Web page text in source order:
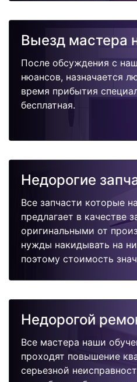
поломок.
Выезд мастера
После обсуждения с
нюансов, назначается
время прибытия
бесплатная.
Недорогие
Все запчасти которые
предлагает в качестве
оригинальными от
нужды накидывать на
поэтому стоимость
Недорогой
Все мастера наши
проходят повышение
серьезной